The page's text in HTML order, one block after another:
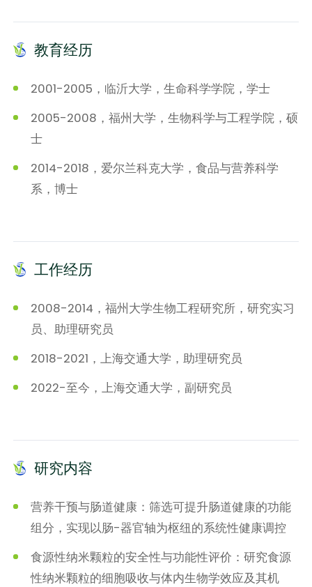
教育经历
2001-2005，临沂大学，生命科学学院，学士
2005-2008，福州大学，生物科学与工程学院，硕
士
2014-2018，爱尔兰科克大学，食品与营养科学
系，博士
工作经历
2008-2014，福州大学生物工程研究所，研究实习
员、助理研究员
2018-2021，上海交通大学，助理研究员
2022-至今，上海交通大学，副研究员
研究内容
营养干预与肠道健康：筛选可提升肠道健康的功能
组分，实现以肠-器官轴为枢纽的系统性健康调控
食源性纳米颗粒的安全性与功能性评价：研究食源
性纳米颗粒的细胞吸收与体内生物学效应及其机